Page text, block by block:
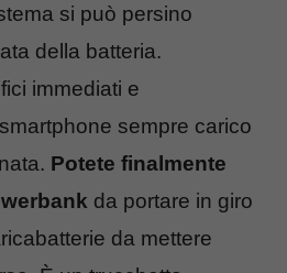
si può persino
della batteria.
immediati e
sempre carico
Potete finalmente
da portare in giro
da mettere